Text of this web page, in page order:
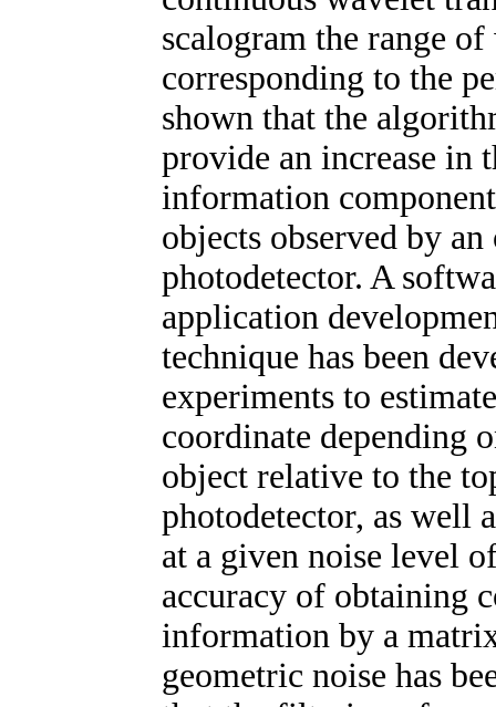
scalogram the range
corresponding to the
shown that the
provide an increase in
information
objects observed by
photodetector. A
application
technique has been
experiments to
coordinate depending
object relative to the
photodetector, as well
at a given noise level
accuracy of obtaining
information by a
geometric noise has